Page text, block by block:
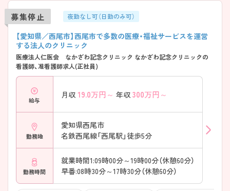
募集停止 夜勤なし可（日勤のみ可）
【愛知県／西尾市】西尾市で多数の医療・福祉サービスを運営
する法人のクリニック
医療法人仁医会 なかざわ記念クリニック なかざわ記念クリニックの
看護師、准看護師求人(正社員)
給与
月収 19.0万円～ 年収 300万円～
勤務地
愛知県西尾市
名鉄西尾線「西尾駅」徒歩5分
勤務時間
就業時間1:09時00分～19時00分（休憩60分）
早番:08時30分～17時30分（休憩60分）